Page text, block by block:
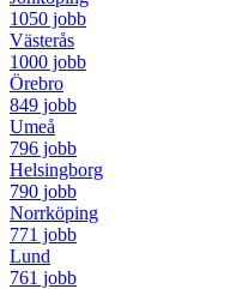
1050 jobb
Västerås
1000 jobb
Örebro
849 jobb
Umeå
796 jobb
Helsingborg
790 jobb
Norrköping
771 jobb
Lund
761 jobb